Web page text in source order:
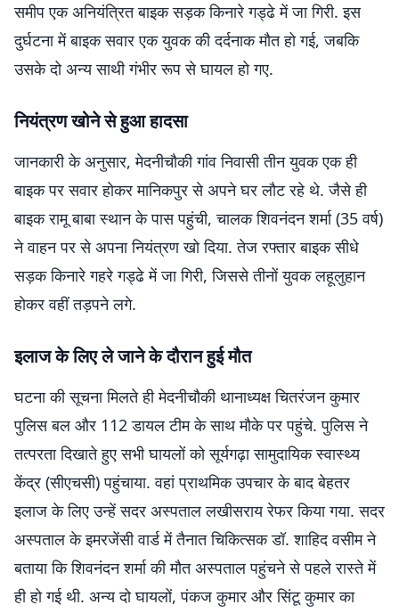
समीप एक अनियंत्रित बाइक सड़क किनारे गड्ढे में जा गिरी. इस
दुर्घटना में बाइक सवार एक युवक की दर्दनाक मौत हो गई, जबकि
उसके दो अन्य साथी गंभीर रूप से घायल हो गए.
नियंत्रण खोने से हुआ हादसा
जानकारी के अनुसार, मेदनीचौकी गांव निवासी तीन युवक एक ही
बाइक पर सवार होकर मानिकपुर से अपने घर लौट रहे थे. जैसे ही
बाइक रामू बाबा स्थान के पास पहुंची, चालक शिवनंदन शर्मा (35 वर्ष)
ने वाहन पर से अपना नियंत्रण खो दिया. तेज रफ्तार बाइक सीधे
सड़क किनारे गहरे गड्ढे में जा गिरी, जिससे तीनों युवक लहूलुहान
होकर वहीं तड़पने लगे.
इलाज के लिए ले जाने के दौरान हुई मौत
घटना की सूचना मिलते ही मेदनीचौकी थानाध्यक्ष चितरंजन कुमार
पुलिस बल और 112 डायल टीम के साथ मौके पर पहुंचे. पुलिस ने
तत्परता दिखाते हुए सभी घायलों को सूर्यगढ़ा सामुदायिक स्वास्थ्य
केंद्र (सीएचसी) पहुंचाया. वहां प्राथमिक उपचार के बाद बेहतर
इलाज के लिए उन्हें सदर अस्पताल लखीसराय रेफर किया गया. सदर
अस्पताल के इमरजेंसी वार्ड में तैनात चिकित्सक डॉ. शाहिद वसीम ने
बताया कि शिवनंदन शर्मा की मौत अस्पताल पहुंचने से पहले रास्ते में
ही हो गई थी. अन्य दो घायलों, पंकज कुमार और सिंटू कुमार का